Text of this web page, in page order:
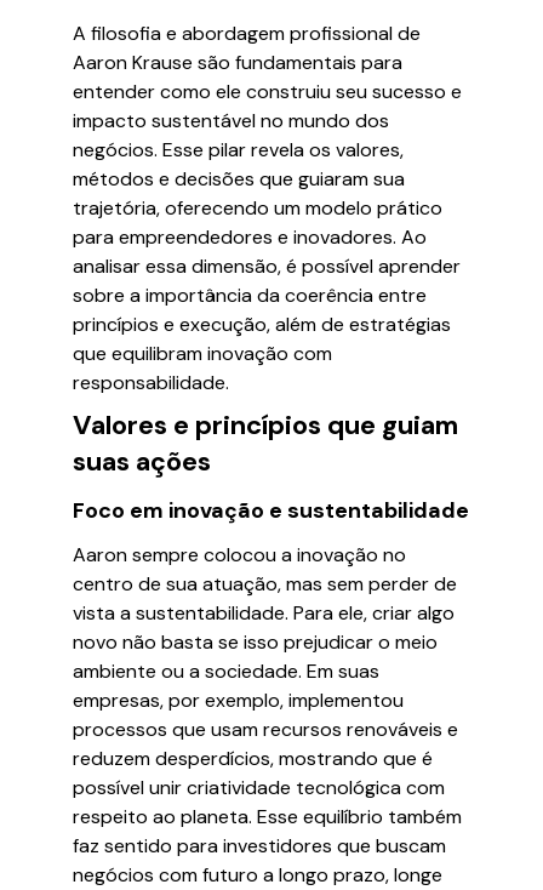
A filosofia e abordagem profissional de
Aaron Krause são fundamentais para
entender como ele construiu seu sucesso e
impacto sustentável no mundo dos
negócios. Esse pilar revela os valores,
métodos e decisões que guiaram sua
trajetória, oferecendo um modelo prático
para empreendedores e inovadores. Ao
analisar essa dimensão, é possível aprender
sobre a importância da coerência entre
princípios e execução, além de estratégias
que equilibram inovação com
responsabilidade.
Valores e princípios que guiam
suas ações
Foco em inovação e sustentabilidade
Aaron sempre colocou a inovação no
centro de sua atuação, mas sem perder de
vista a sustentabilidade. Para ele, criar algo
novo não basta se isso prejudicar o meio
ambiente ou a sociedade. Em suas
empresas, por exemplo, implementou
processos que usam recursos renováveis e
reduzem desperdícios, mostrando que é
possível unir criatividade tecnológica com
respeito ao planeta. Esse equilíbrio também
faz sentido para investidores que buscam
negócios com futuro a longo prazo, longe